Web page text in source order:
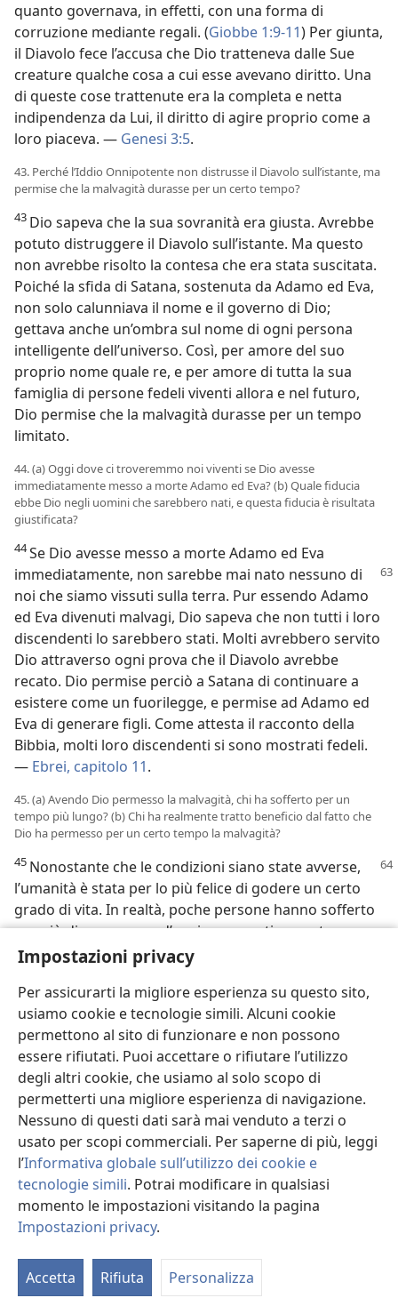
Impostazioni privacy
Per assicurarti la migliore esperienza su questo sito,
usiamo cookie e tecnologie simili. Alcuni cookie
permettono al sito di funzionare e non possono
essere rifiutati. Puoi accettare o rifiutare l’utilizzo
degli altri cookie, che usiamo al solo scopo di
permetterti una migliore esperienza di navigazione.
Nessuno di questi dati sarà mai venduto a terzi o
usato per scopi commerciali. Per saperne di più, leggi
l’Informativa globale sull’utilizzo dei cookie e
tecnologie simili. Potrai modificare in qualsiasi
momento le impostazioni visitando la pagina
Impostazioni privacy.
Accetta Rifiuta Personalizza
quanto governava, in effetti, con una forma di
corruzione mediante regali. (Giobbe 1:9-11) Per giunta,
il Diavolo fece l’accusa che Dio tratteneva dalle Sue
creature qualche cosa a cui esse avevano diritto. Una
di queste cose trattenute era la completa e netta
indipendenza da Lui, il diritto di agire proprio come a
loro piaceva. — Genesi 3:5.
43. Perché l’Iddio Onnipotente non distrusse il Diavolo sull’istante, ma
permise che la malvagità durasse per un certo tempo?
43 Dio sapeva che la sua sovranità era giusta. Avrebbe
potuto distruggere il Diavolo sull’istante. Ma questo
non avrebbe risolto la contesa che era stata suscitata.
Poiché la sfida di Satana, sostenuta da Adamo ed Eva,
non solo calunniava il nome e il governo di Dio;
gettava anche un’ombra sul nome di ogni persona
intelligente dell’universo. Così, per amore del suo
proprio nome quale re, e per amore di tutta la sua
famiglia di persone fedeli viventi allora e nel futuro,
Dio permise che la malvagità durasse per un tempo
limitato.
44. (a) Oggi dove ci troveremmo noi viventi se Dio avesse
immediatamente messo a morte Adamo ed Eva? (b) Quale fiducia
ebbe Dio negli uomini che sarebbero nati, e questa fiducia è risultata
giustificata?
44Se Dio avesse messo a morte Adamo ed Eva
immediatamente, non sarebbe mai nato nessuno di
noi che siamo vissuti sulla terra. Pur essendo Adamo
ed Eva divenuti malvagi, Dio sapeva che non tutti i loro
discendenti lo sarebbero stati. Molti avrebbero servito
Dio attraverso ogni prova che il Diavolo avrebbe
recato. Dio permise perciò a Satana di continuare a
esistere come un fuorilegge, e permise ad Adamo ed
Eva di generare figli. Come attesta il racconto della
Bibbia, molti loro discendenti si sono mostrati fedeli.
— Ebrei, capitolo 11.
45. (a) Avendo Dio permesso la malvagità, chi ha sofferto per un
tempo più lungo? (b) Chi ha realmente tratto beneficio dal fatto che
Dio ha permesso per un certo tempo la malvagità?
45 Nonostante che le condizioni siano stateavverse,
l’umanità è stata per lo più felice di godere un certo
grado di vita. In realtà, poche persone hanno sofferto
per più di un numero d’anni comparativamente
limitato della loro vita. Così malgrado le difficoltà, la
maggioranza delle persone è lieta d’essere nata.
Tuttavia, Geova Dio ha tollerato queste cose cattive,
osservando la malvagità e le sofferenze, per circa
6.000 anni. Come Padre della sua famiglia universale,
questo lo ha angustiato. (ConfrontaSalmo 78:40). Egli
ha avuto in ogni tempo il potere di porre fine alla
malvagità, ma si è trattenuto per uno scopo, non per
un suo profitto personale, ma per quello delle sue
creature intelligenti nell’universo ora e in ogni tempo
avvenire. (Luca 18:7, 8;Giobbe 35:6-8 ) La storia
mondiale e la Bibbia indicano che la contesa s’avvicina
al tempo della sua completa soluzione.
46. Quale beneficio si otterrà lasciando che la contesa della sovranità
di Dio sia pienamente provata, nonostante che ci siano voluti circa
6.000 anni?